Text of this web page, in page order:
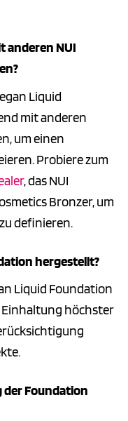
anderen NUI
Liquid
mit anderen
um einen
Probiere zum
, das NUI
Bronzer, um
definieren.
hergestellt?
Liquid Foundation
höchster
der Foundation